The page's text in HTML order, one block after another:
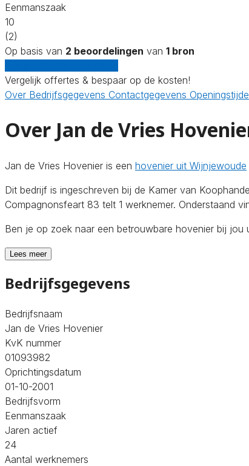
Eenmanszaak
10
(2)
Op basis van 2 beoordelingen van 1 bron
Vergelijk offertes & bespaar op de kosten!
Over Bedrijfsgegevens Contactgegevens
Over Jan de Vries
Jan de Vries Hovenier is een hovenier uit Wijnjewoude
Dit bedrijf is ingeschreven bij de Kamer van
Compagnonsfeart 83 telt 1 werknemer. Onderstaand
Ben je op zoek naar een betrouwbare hovenier bij
Lees meer
Bedrijfsgegevens
Bedrijfsnaam
Jan de Vries Hovenier
KvK nummer
01093982
Oprichtingsdatum
01-10-2001
Bedrijfsvorm
Eenmanszaak
Jaren actief
24
Aantal werknemers